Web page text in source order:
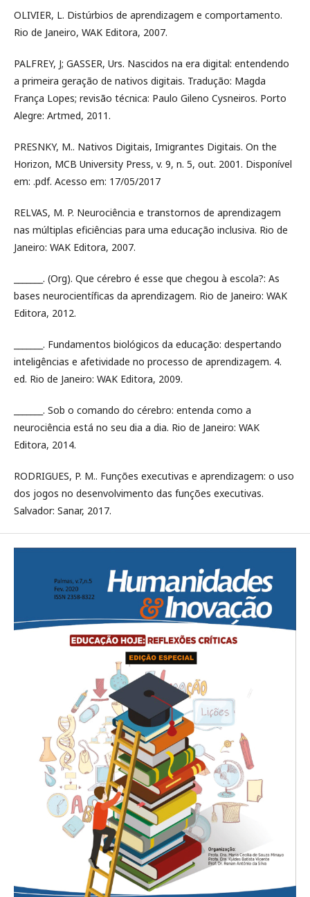
OLIVIER, L. Distúrbios de aprendizagem e comportamento.
Rio de Janeiro, WAK Editora, 2007.
PALFREY, J; GASSER, Urs. Nascidos na era digital: entendendo
a primeira geração de nativos digitais. Tradução: Magda
França Lopes; revisão técnica: Paulo Gileno Cysneiros. Porto
Alegre: Artmed, 2011.
PRESNKY, M.. Nativos Digitais, Imigrantes Digitais. On the
Horizon, MCB University Press, v. 9, n. 5, out. 2001. Disponível
em: .pdf. Acesso em: 17/05/2017
RELVAS, M. P. Neurociência e transtornos de aprendizagem
nas múltiplas eficiências para uma educação inclusiva. Rio de
Janeiro: WAK Editora, 2007.
_______. (Org). Que cérebro é esse que chegou à escola?: As
bases neurocientíficas da aprendizagem. Rio de Janeiro: WAK
Editora, 2012.
_______. Fundamentos biológicos da educação: despertando
inteligências e afetividade no processo de aprendizagem. 4.
ed. Rio de Janeiro: WAK Editora, 2009.
_______. Sob o comando do cérebro: entenda como a
neurociência está no seu dia a dia. Rio de Janeiro: WAK
Editora, 2014.
RODRIGUES, P. M.. Funções executivas e aprendizagem: o uso
dos jogos no desenvolvimento das funções executivas.
Salvador: Sanar, 2017.